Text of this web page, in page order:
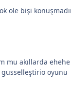
ole bişi
mu akıllarda
gusselleştirio oyunu